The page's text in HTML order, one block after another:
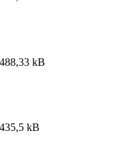
kB
kB